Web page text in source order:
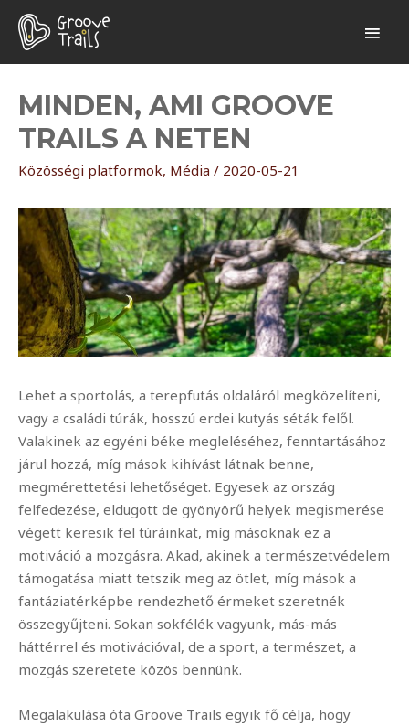
MINDEN, AMI GROOVE
TRAILS A NETEN
Közösségi platformok, Média / 2020-05-21
Lehet a sportolás, a terepfutás oldaláról megközelíteni,
vagy a családi túrák, hosszú erdei kutyás séták felől.
Valakinek az egyéni béke megleléséhez, fenntartásához
járul hozzá, míg mások kihívást látnak benne,
megmérettetési lehetőséget. Egyesek az ország
felfedezése, eldugott de gyönyörű helyek megismerése
végett keresik fel túráinkat, míg másoknak ez a
motiváció a mozgásra. Akad, akinek a természetvédelem
támogatása miatt tetszik meg az ötlet, míg mások a
fantáziatérképbe rendezhető érmeket szeretnék
összegyűjteni. Sokan sokfélék vagyunk, más-más
háttérrel és motivációval, de a sport, a természet, a
mozgás szeretete közös bennünk.
Megalakulása óta Groove Trails egyik fő célja, hogy